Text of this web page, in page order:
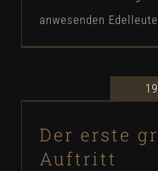
anwesenden
Our
Der erste
Auftritt